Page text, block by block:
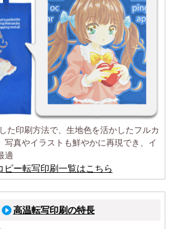
た印刷方法で、生地色を活かしたフルカ
写真やイラストも鮮やかに再現でき、イ
適
ピー転写印刷一覧はこちら
高温転写印刷の特長